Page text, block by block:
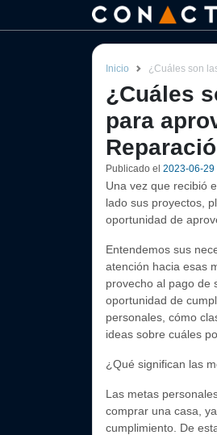
Inicio ¿Cuáles son
¿Cuáles
para
Publicado el 2023-06-29
Una vez que recibió
lado sus proyectos,
oportunidad de
Entendemos sus
atención hacia esas
provecho al pago de
oportunidad de
personales, cómo
ideas sobre cuáles
¿Qué significan las
Las metas
comprar una casa,
cumplimiento. De